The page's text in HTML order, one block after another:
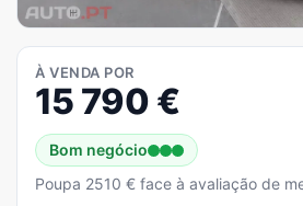
À VENDA POR
15 790 €
Bom negócio
Poupa 2510 € face à avaliação de